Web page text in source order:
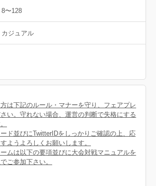
8〜128
カジュアル
は下記のルール・マナーを守り、フェアプレ
い。守れない場合、運営の判断で失格にする
ド並びにTwitterIDをしっかりご確認の上、応
ようよろしくお願いします。
ムは以下の要項並びに大会対戦マニュアルを
ご参加下さい。